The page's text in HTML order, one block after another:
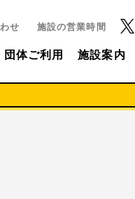
せ 施設の営業時間
団体ご利用 施設案内